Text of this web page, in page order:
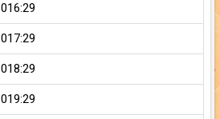
016:29
017:29
018:29
019:29